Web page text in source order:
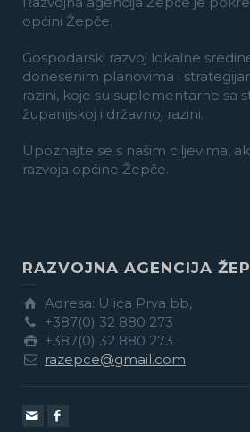
općini Žepče.
Gospodarski razvoj lokalne
donesenim planovima i
razini, koje su suplementarne sa
županijskoj i državnoj razini.
Upoznajte se s našim ciljevima,
razvoja općine Žepče.
RAZVOJNA AGENCIJA
Adresa: Ulica Prva bb,
+387(0) 32 880 273
+387(0) 32 880 273
razepce@gmail.com